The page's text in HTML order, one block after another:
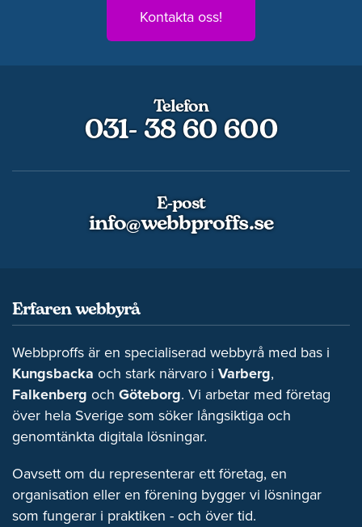
Kontakta oss!
Telefon
031- 38 60 600
E-post
info@webbproffs.se
Erfaren webbyrå
Webbproffs är en specialiserad webbyrå med bas i
Kungsbacka och stark närvaro i Varberg,
Falkenberg och Göteborg. Vi arbetar med företag
över hela Sverige som söker långsiktiga och
genomtänkta digitala lösningar.
Oavsett om du representerar ett företag, en
organisation eller en förening bygger vi lösningar
som fungerar i praktiken - och över tid.